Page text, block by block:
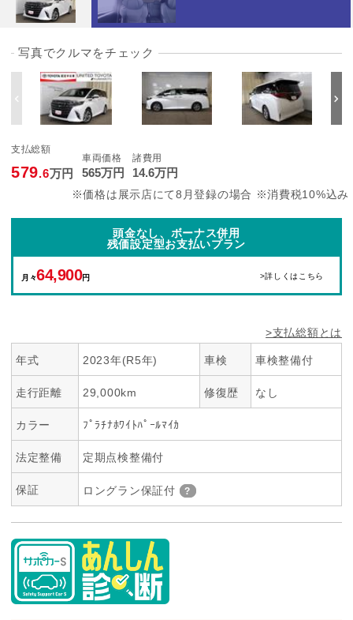
写真でクルマをチェック
支払総額
579.6万円
車両価格
565万円
諸費用
14.6万円
※価格は展示店にて8月登録の場合 ※消費税10%込み
頭金なし、ボーナス併用
残価設定型お支払いプラン
月々64,900円 >詳しくはこちら
>支払総額とは
年式 2023年(R5年) 車検 車検整備付
走行距離 29,000km 修復歴 なし
カラー ﾌﾟﾗﾁﾅﾎﾜｲﾄﾊﾟｰﾙﾏｲｶ
法定整備 定期点検整備付
保証 ロングラン保証付